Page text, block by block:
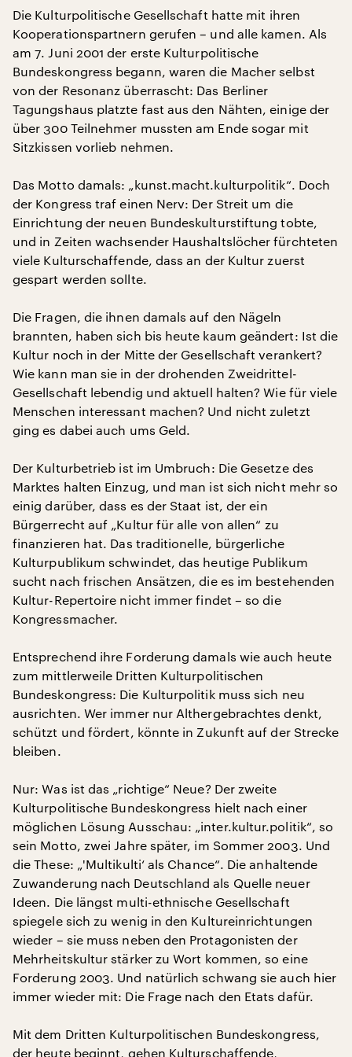
Die Kulturpolitische Gesellschaft hatte mit ihren
Kooperationspartnern gerufen – und alle kamen. Als
am 7. Juni 2001 der erste Kulturpolitische
Bundeskongress begann, waren die Macher selbst
von der Resonanz überrascht: Das Berliner
Tagungshaus platzte fast aus den Nähten, einige der
über 300 Teilnehmer mussten am Ende sogar mit
Sitzkissen vorlieb nehmen.
Das Motto damals: „kunst.macht.kulturpolitik“. Doch
der Kongress traf einen Nerv: Der Streit um die
Einrichtung der neuen Bundeskulturstiftung tobte,
und in Zeiten wachsender Haushaltslöcher fürchteten
viele Kulturschaffende, dass an der Kultur zuerst
gespart werden sollte.
Die Fragen, die ihnen damals auf den Nägeln
brannten, haben sich bis heute kaum geändert: Ist die
Kultur noch in der Mitte der Gesellschaft verankert?
Wie kann man sie in der drohenden Zweidrittel-
Gesellschaft lebendig und aktuell halten? Wie für viele
Menschen interessant machen? Und nicht zuletzt
ging es dabei auch ums Geld.
Der Kulturbetrieb ist im Umbruch: Die Gesetze des
Marktes halten Einzug, und man ist sich nicht mehr so
einig darüber, dass es der Staat ist, der ein
Bürgerrecht auf „Kultur für alle von allen“ zu
finanzieren hat. Das traditionelle, bürgerliche
Kulturpublikum schwindet, das heutige Publikum
sucht nach frischen Ansätzen, die es im bestehenden
Kultur-Repertoire nicht immer findet – so die
Kongressmacher.
Entsprechend ihre Forderung damals wie auch heute
zum mittlerweile Dritten Kulturpolitischen
Bundeskongress: Die Kulturpolitik muss sich neu
ausrichten. Wer immer nur Althergebrachtes denkt,
schützt und fördert, könnte in Zukunft auf der Strecke
bleiben.
Nur: Was ist das „richtige“ Neue? Der zweite
Kulturpolitische Bundeskongress hielt nach einer
möglichen Lösung Ausschau: „inter.kultur.politik“, so
sein Motto, zwei Jahre später, im Sommer 2003. Und
die These: „'Multikulti‘ als Chance“. Die anhaltende
Zuwanderung nach Deutschland als Quelle neuer
Ideen. Die längst multi-ethnische Gesellschaft
spiegele sich zu wenig in den Kultureinrichtungen
wieder – sie muss neben den Protagonisten der
Mehrheitskultur stärker zu Wort kommen, so eine
Forderung 2003. Und natürlich schwang sie auch hier
immer wieder mit: Die Frage nach den Etats dafür.
Mit dem Dritten Kulturpolitischen Bundeskongress,
der heute beginnt, gehen Kulturschaffende,